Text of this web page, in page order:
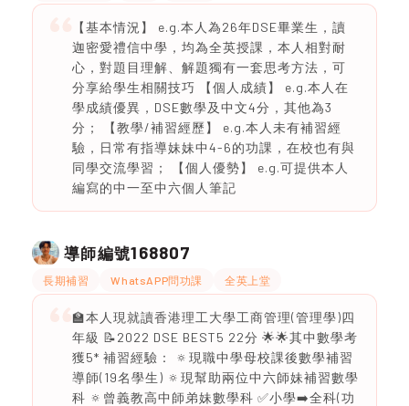
【基本情況】 e.g.本人為26年DSE畢業生，讀
迦密愛禮信中學，均為全英授課，本人相對耐
心，對題目理解、解題獨有一套思考方法，可
分享給學生相關技巧 【個人成績】 e.g.本人在
學成績優異，DSE數學及中文4分，其他為3
分； 【教學/補習經歷】 e.g.本人未有補習經
驗，日常有指導妹妹中4-6的功課，在校也有與
同學交流學習； 【個人優勢】 e.g.可提供本人
編寫的中一至中六個人筆記
導師編號168807
長期補習 WhatsAPP問功課 全英上堂
🏫本人現就讀香港理工大學工商管理(管理學)四
年級 📝2022 DSE BEST5 22分 🌟🌟其中數學考
獲5* 補習經驗： 🔅現職中學母校課後數學補習
導師(19名學生) 🔅現幫助兩位中六師妹補習數學
科 🔅曾義教高中師弟妹數學科 ✅小學➡️全科(功